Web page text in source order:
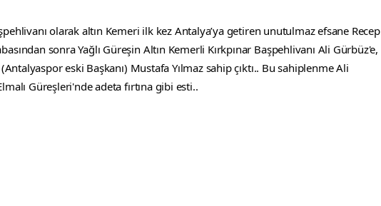
olarak altın Kemeri ilk kez Antalya’ya getiren unutulmaz efsane Recep
sonra Yağlı Güreşin Altın Kemerli Kırkpınar Başpehlivanı Ali Gürbüz'e,
eski Başkanı) Mustafa Yılmaz sahip çıktı.. Bu sahiplenme Ali
Güreşleri'nde adeta fırtına gibi esti..